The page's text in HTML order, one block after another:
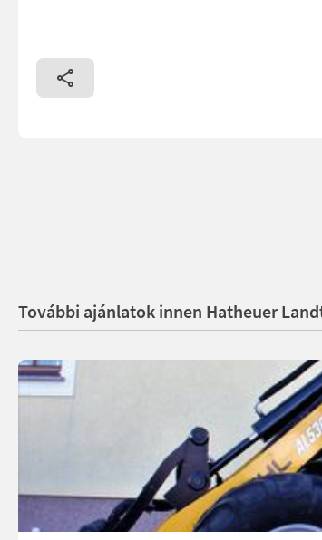
További ajánlatok innen Hatheuer